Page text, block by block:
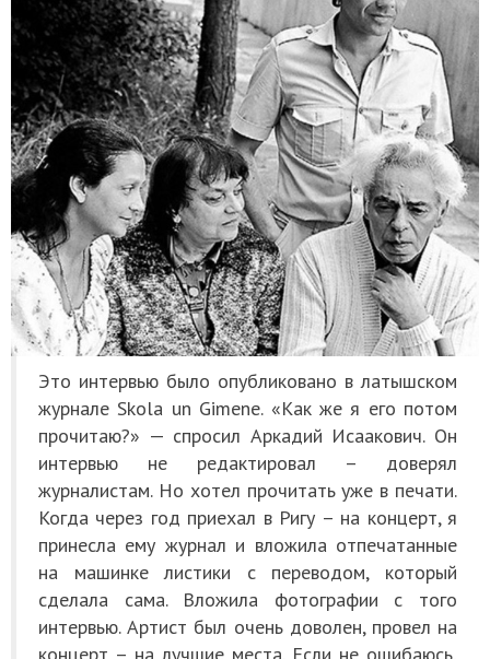
Это интервью было опубликовано в латышском
журнале Skola un Gimene. «Как же я его потом
прочитаю?» — спросил Аркадий Исаакович. Он
интервью не редактировал – доверял
журналистам. Но хотел прочитать уже в печати.
Когда через год приехал в Ригу – на концерт, я
принесла ему журнал и вложила отпечатанные
на машинке листики с переводом, который
сделала сама. Вложила фотографии с того
интервью. Артист был очень доволен, провел на